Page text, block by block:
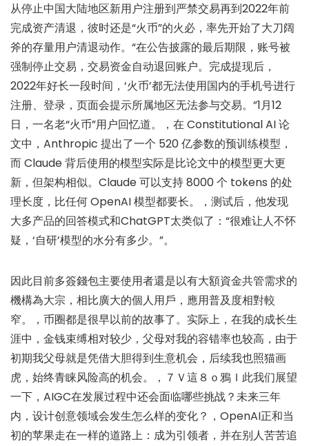
从停止中国大陆地区新用户注册到严禁交易再到2022年前
完成资产清退，彼时还是“火币”的火必，率先开始了大刀阔
斧的存量用户清退动作。“在公告披露的最后期限，账号被
强制停止交易，交易资金自动退回账户。完成提现后，
2022年好长一段时间，‘火币’都无法使用国内的手机号进行
注册、登录，页面会提示所属地区无法参与交易。”1月12
日，一名老“火币”用户回忆道。，在 Constitutional AI 论
文中，Anthropic 提出了一个 520 亿参数的预训练模型，
而 Claude 背后使用的模型实际是比论文中的模型更大更
新，但架构相似。Claude 可以支持 8000 个 tokens 的处
理长度，比任何 OpenAI 模型都要长。，测试后，他发现
大多产品的回答模式和ChatGPT太类似了：“很难让人不怀
疑，‘自研’模型的水分有多少。”。
因此目前多簽錢包主要使用者還是以有大額資金共管需求的
機構為大宗，相比廣大的個人用戶，應用普及度相對較
窄。，币圈都是很早以前的故事了。实际上，在我的成长生
涯中，金钱束缚相对较少，父母对我的容错率也较高，由于
初期我父母就是凭借大胆得到生意机会，后续我也照猫画
虎，始终青睐风险高的机会。，７Ｖ這８ｏ鴉Ｉ此我们展望
一下，AIGC在发展过程中还会面临哪些挑战？未来三年
内，设计创意领域会发生怎么样的变化？，OpenAI正和当
初的苹果走在一样的道路上：成为引领者，并在别人苦苦追